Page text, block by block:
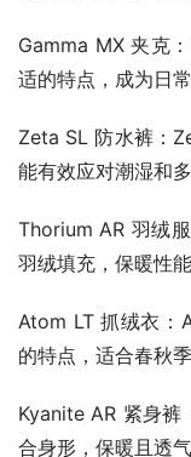
Gamma MX 夹克
适的特点，成为日
Zeta SL 防水裤：
能有效应对潮湿和
Thorium AR 羽绒
羽绒填充，保暖性
Atom LT 抓绒衣：
的特点，适合春秋
Kyanite AR 紧身裤
合身形，保暖且透